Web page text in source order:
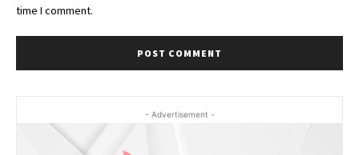
time I comment.
- Advertisement -